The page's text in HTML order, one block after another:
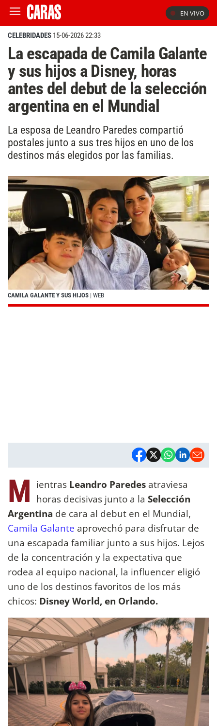
EN VIVO
CELEBRIDADES 15-06-2026 22:33
La escapada de Camila Galante
y sus hijos a Disney, horas
antes del debut de la selección
argentina en el Mundial
La esposa de Leandro Paredes compartió
postales junto a sus tres hijos en uno de los
destinos más elegidos por las familias.
CAMILA GALANTE Y SUS HIJOS | WEB
M ientras Leandro Paredes atraviesa
horas decisivas junto a la Selección
Argentina de cara al debut en el Mundial,
Camila Galante aprovechó para disfrutar de
una escapada familiar junto a sus hijos. Lejos
de la concentración y la expectativa que
rodea al equipo nacional, la influencer eligió
uno de los destinos favoritos de los más
chicos: Disney World, en Orlando.